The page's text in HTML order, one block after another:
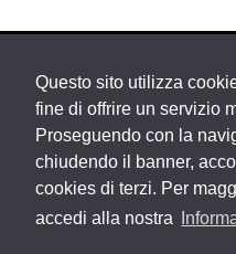
Questo sito utilizza
fine di offrire un servizio
Proseguendo con la
chiudendo il banner,
cookies di terzi. Per
accedi alla nostra